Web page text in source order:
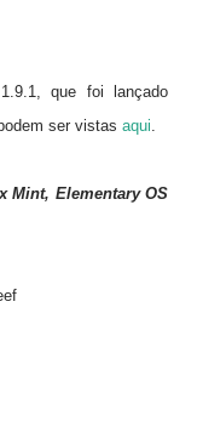
que foi lançado
ser vistas aqui.
Mint, Elementary OS